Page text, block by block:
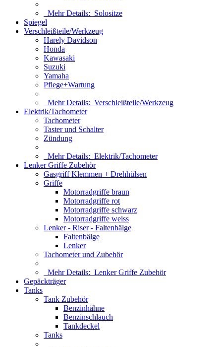
Mehr Details: Solositze
Spiegel
Verschleißteile/Werkzeug
Harely Davidson
Honda
Kawasaki
Suzuki
Yamaha
Pflege+Wartung
Mehr Details: Verschleißteile/Werkzeug
Elektrik/Tachometer
Tachometer
Taster und Schalter
Zündung
Mehr Details: Elektrik/Tachometer
Lenker Griffe Zubehör
Gasgriff Klemmen + Drehhülsen
Griffe
Motorradgriffe braun
Motorradgriffe rot
Motorradgriffe schwarz
Motorradgriffe weiss
Lenker - Riser - Faltenbälge
Faltenbälge
Lenker
Tachometer und Zubehör
Mehr Details: Lenker Griffe Zubehör
Gepäckträger
Tanks
Tank Zubehör
Benzinhähne
Benzinschlauch
Tankdeckel
Tanks